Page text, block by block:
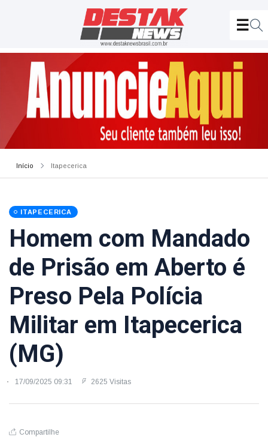
Início Itapecerica
ITAPECERICA
Homem com Mandado
de Prisão em Aberto é
Preso Pela Polícia
Militar em Itapecerica
(MG)
17/09/2025 09:31 2625 Visitas
Compartilhe